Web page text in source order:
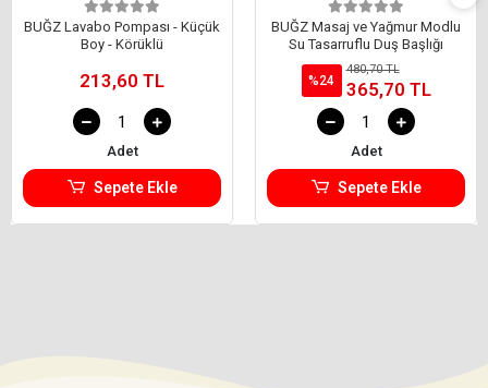
BUĞZ Lavabo Pompası - Küçük
Boy - Körüklü
213,60 TL
Adet
Sepete Ekle
BUĞZ Masaj ve Yağmur Modlu
Su Tasarruflu Duş Başlığı
%24
480,70 TL
365,70 TL
Adet
Sepete Ekle